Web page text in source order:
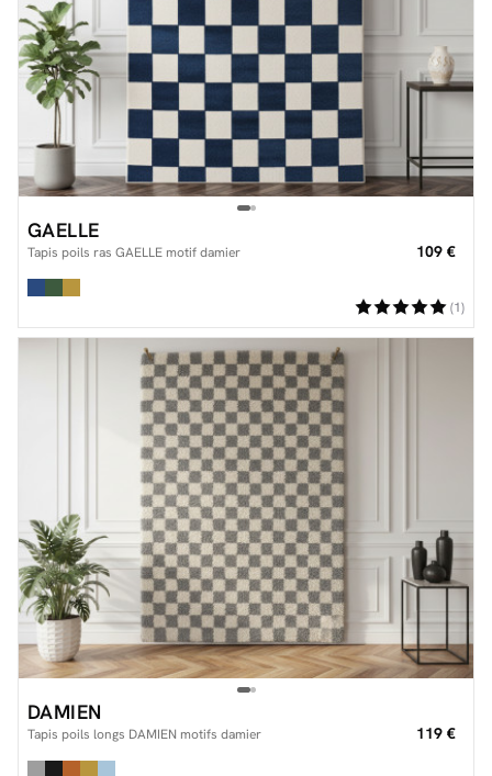
GAELLE
Tapis poils ras GAELLE motif damier 109 €
(1)
DAMIEN
Tapis poils longs DAMIEN motifs damier 119 €